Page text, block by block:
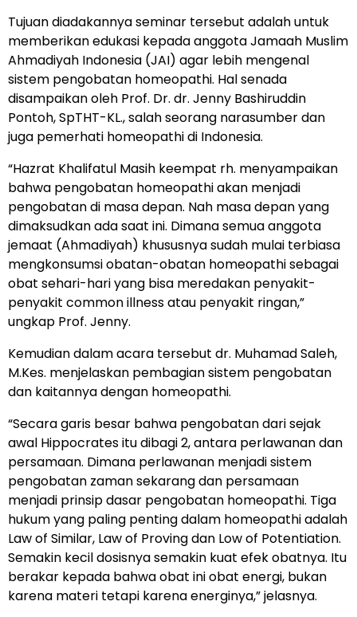
Tujuan diadakannya seminar tersebut adalah untuk
memberikan edukasi kepada anggota Jamaah Muslim
Ahmadiyah Indonesia (JAI) agar lebih mengenal
sistem pengobatan homeopathi. Hal senada
disampaikan oleh Prof. Dr. dr. Jenny Bashiruddin
Pontoh, SpTHT-KL., salah seorang narasumber dan
juga pemerhati homeopathi di Indonesia.
“Hazrat Khalifatul Masih keempat rh. menyampaikan
bahwa pengobatan homeopathi akan menjadi
pengobatan di masa depan. Nah masa depan yang
dimaksudkan ada saat ini. Dimana semua anggota
jemaat (Ahmadiyah) khususnya sudah mulai terbiasa
mengkonsumsi obatan-obatan homeopathi sebagai
obat sehari-hari yang bisa meredakan penyakit-
penyakit common illness atau penyakit ringan,”
ungkap Prof. Jenny.
Kemudian dalam acara tersebut dr. Muhamad Saleh,
M.Kes. menjelaskan pembagian sistem pengobatan
dan kaitannya dengan homeopathi.
“Secara garis besar bahwa pengobatan dari sejak
awal Hippocrates itu dibagi 2, antara perlawanan dan
persamaan. Dimana perlawanan menjadi sistem
pengobatan zaman sekarang dan persamaan
menjadi prinsip dasar pengobatan homeopathi. Tiga
hukum yang paling penting dalam homeopathi adalah
Law of Similar, Law of Proving dan Low of Potentiation.
Semakin kecil dosisnya semakin kuat efek obatnya. Itu
berakar kepada bahwa obat ini obat energi, bukan
karena materi tetapi karena energinya,” jelasnya.